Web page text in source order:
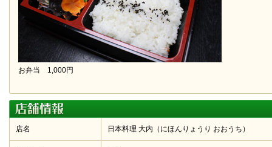
お弁当 1,000円
店名 日本料理 大内（にほんりょうり おおうち）